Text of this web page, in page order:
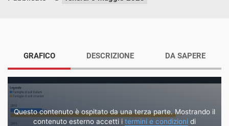
GRAFICO
Questo contenuto è ospitato da una terza parte. Mostrando il
contenuto esterno accetti i termini e condizioni di
DESCRIZIONE DA SAPERE